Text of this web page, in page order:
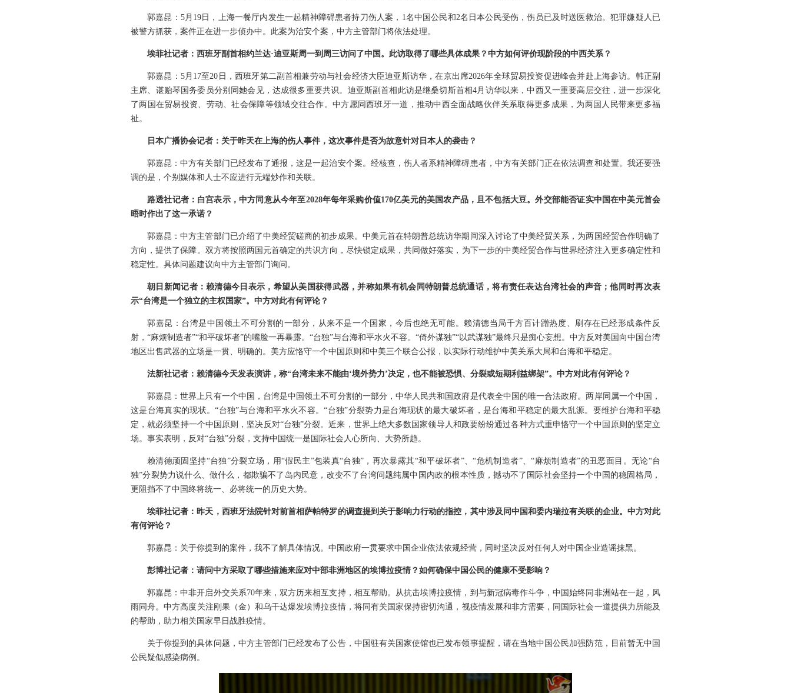
郭嘉昆：5月19日，上海一餐厅内发生一起精神障碍患者持刀伤人案，1名中国公民和2名日本公民受伤，伤员已及时送医救治。犯罪嫌疑人已
被警方抓获，案件正在进一步侦办中。此案为治安个案，中方主管部门将依法处理。
埃菲社记者：西班牙副首相约兰达·迪亚斯周一到周三访问了中国。此访取得了哪些具体成果？中方如何评价现阶段的中西关系？
郭嘉昆：5月17至20日，西班牙第二副首相兼劳动与社会经济大臣迪亚斯访华，在京出席2026年全球贸易投资促进峰会并赴上海参访。韩正副
主席、谌贻琴国务委员分别同她会见，达成很多重要共识。迪亚斯副首相此访是继桑切斯首相4月访华以来，中西又一重要高层交往，进一步深化
了两国在贸易投资、劳动、社会保障等领域交往合作。中方愿同西班牙一道，推动中西全面战略伙伴关系取得更多成果，为两国人民带来更多福
祉。
日本广播协会记者：关于昨天在上海的伤人事件，这次事件是否为故意针对日本人的袭击？
郭嘉昆：中方有关部门已经发布了通报，这是一起治安个案。经核查，伤人者系精神障碍患者，中方有关部门正在依法调查和处置。我还要强
调的是，个别媒体和人士不应进行无端炒作和关联。
路透社记者：白宫表示，中方同意从今年至2028年每年采购价值170亿美元的美国农产品，且不包括大豆。外交部能否证实中国在中美元首会
晤时作出了这一承诺？
郭嘉昆：中方主管部门已介绍了中美经贸磋商的初步成果。中美元首在特朗普总统访华期间深入讨论了中美经贸关系，为两国经贸合作明确了
方向，提供了保障。双方将按照两国元首确定的共识方向，尽快锁定成果，共同做好落实，为下一步的中美经贸合作与世界经济注入更多确定性和
稳定性。具体问题建议向中方主管部门询问。
朝日新闻记者：赖清德今日表示，希望从美国获得武器，并称如果有机会同特朗普总统通话，将有责任表达台湾社会的声音；他同时再次表
示“台湾是一个独立的主权国家”。中方对此有何评论？
郭嘉昆：台湾是中国领土不可分割的一部分，从来不是一个国家，今后也绝无可能。赖清德当局千方百计蹭热度、刷存在已经形成条件反
射，“麻烦制造者”“和平破坏者”的嘴脸一再暴露。“台独”与台海和平水火不容。“倚外谋独”“以武谋独”最终只是痴心妄想。中方反对美国向中国台湾
地区出售武器的立场是一贯、明确的。美方应恪守一个中国原则和中美三个联合公报，以实际行动维护中美关系大局和台海和平稳定。
法新社记者：赖清德今天发表演讲，称“台湾未来不能由‘境外势力’决定，也不能被恐惧、分裂或短期利益绑架”。中方对此有何评论？
郭嘉昆：世界上只有一个中国，台湾是中国领土不可分割的一部分，中华人民共和国政府是代表全中国的唯一合法政府。两岸同属一个中国，
这是台海真实的现状。“台独”与台海和平水火不容。“台独”分裂势力是台海现状的最大破坏者，是台海和平稳定的最大乱源。要维护台海和平稳
定，就必须坚持一个中国原则，坚决反对“台独”分裂。近来，世界上绝大多数国家领导人和政要纷纷通过各种方式重申恪守一个中国原则的坚定立
场。事实表明，反对“台独”分裂，支持中国统一是国际社会人心所向、大势所趋。
赖清德顽固坚持“台独”分裂立场，用“假民主”包装真“台独”，再次暴露其“和平破坏者”、“危机制造者”、“麻烦制造者”的丑恶面目。无论“台
独”分裂势力说什么、做什么，都欺骗不了岛内民意，改变不了台湾问题纯属中国内政的根本性质，撼动不了国际社会坚持一个中国的稳固格局，
更阻挡不了中国终将统一、必将统一的历史大势。
埃菲社记者：昨天，西班牙法院针对前首相萨帕特罗的调查提到关于影响力行动的指控，其中涉及同中国和委内瑞拉有关联的企业。中方对此
有何评论？
郭嘉昆：关于你提到的案件，我不了解具体情况。中国政府一贯要求中国企业依法依规经营，同时坚决反对任何人对中国企业造谣抹黑。
彭博社记者：请问中方采取了哪些措施来应对中部非洲地区的埃博拉疫情？如何确保中国公民的健康不受影响？
郭嘉昆：中非开启外交关系70年来，双方历来相互支持，相互帮助。从抗击埃博拉疫情，到与新冠病毒作斗争，中国始终同非洲站在一起，风
雨同舟。中方高度关注刚果（金）和乌干达爆发埃博拉疫情，将同有关国家保持密切沟通，视疫情发展和非方需要，同国际社会一道提供力所能及
的帮助，助力相关国家早日战胜疫情。
关于你提到的具体问题，中方主管部门已经发布了公告，中国驻有关国家使馆也已发布领事提醒，请在当地中国公民加强防范，目前暂无中国
公民疑似感染病例。